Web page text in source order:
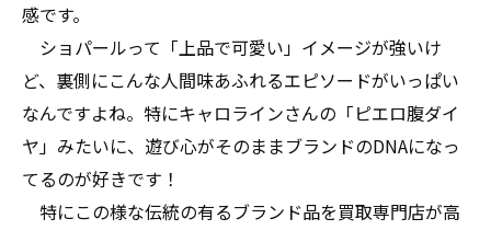
感です。
ショパールって「上品で可愛い」イメージが強いけ
ど、裏側にこんな人間味あふれるエピソードがいっぱい
なんですよね。特にキャロラインさんの「ピエロ腹ダイ
ヤ」みたいに、遊び心がそのままブランドのDNAになっ
てるのが好きです！
特にこの様な伝統の有るブランド品を買取専門店が高